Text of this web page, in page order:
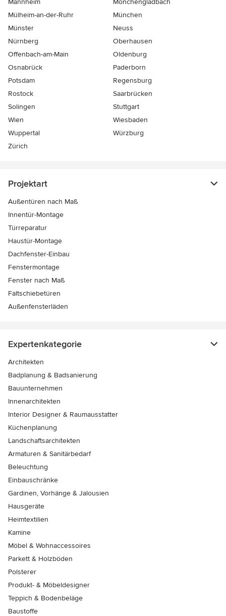
Mannheim
Mönchen­gladbach
Mülheim-an-der-Ruhr
München
Münster
Neuss
Nürnberg
Oberhausen
Offenbach-am-Main
Oldenburg
Osnabrück
Paderborn
Potsdam
Regensburg
Rostock
Saarbrücken
Solingen
Stuttgart
Wien
Wiesbaden
Wuppertal
Würzburg
Zürich
Projektart
Außentüren nach Maß
Innentür-Montage
Türreparatur
Haustür-Montage
Dachfenster-Einbau
Fenstermontage
Fenster nach Maß
Faltschiebetüren
Außenfensterläden
Expertenkategorie
Architekten
Badplanung & Badsanierung
Bauunternehmen
Innenarchitekten
Interior Designer & Raumausstatter
Küchenplanung
Landschaftsarchitekten
Armaturen & Sanitärbedarf
Beleuchtung
Einbauschränke
Gardinen, Vorhänge & Jalousien
Hausgeräte
Heimtextilien
Kamine
Möbel & Wohnaccessoires
Parkett & Holzböden
Polsterer
Produkt- & Möbeldesigner
Teppich & Bodenbeläge
Baustoffe